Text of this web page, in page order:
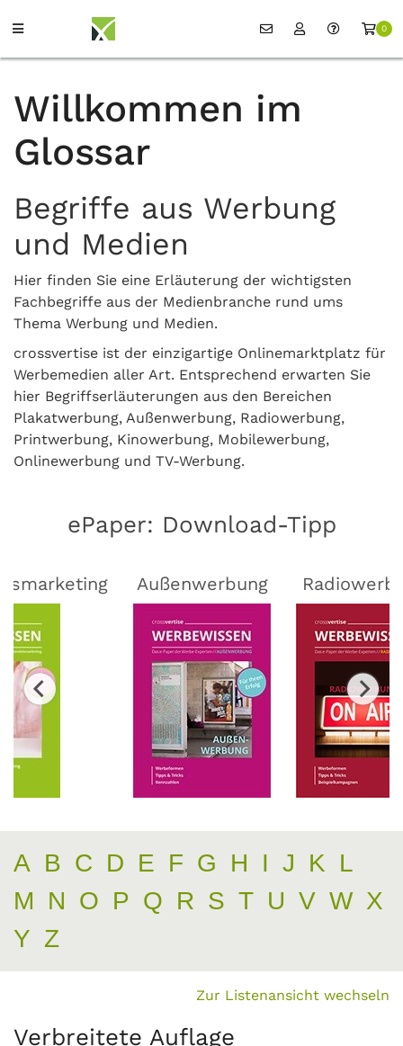
0
Willkommen im
Glossar
Begriffe aus Werbung
und Medien
Hier finden Sie eine Erläuterung der wichtigsten
Fachbegriffe aus der Medienbranche rund ums
Thema Werbung und Medien.
crossvertise ist der einzigartige Onlinemarktplatz für
Werbemedien aller Art. Entsprechend erwarten Sie
hier Begriffserläuterungen aus den Bereichen
Plakatwerbung, Außenwerbung, Radiowerbung,
Printwerbung, Kinowerbung, Mobilewerbung,
Onlinewerbung und TV-Werbung.
ePaper: Download-Tipp
Außenwerbung
A B C D E F G H I J K L
M
N O P Q R S T U V W X
Y Z
Zur Listenansicht wechseln
Verbreitete Auflage